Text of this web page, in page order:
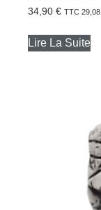
34,90 € TTC 29,08
Lire La Suite